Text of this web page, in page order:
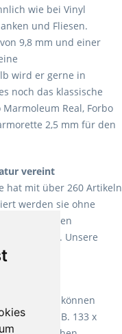
wie bei Vinyl
und Fliesen.
9,8 mm und einer
wird er gerne in
noch das klassische
Real, Forbo
2,5 mm für den
vereint
hat mit über 260 Artikeln
werden sie ohne
verfügbaren
attraktiv. Unsere
.
vor. Sie können
kaufen, z.B. 133 x